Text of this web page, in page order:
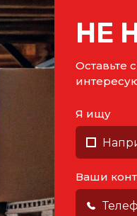
НЕ
Оставьте
Я ищу
Ваши